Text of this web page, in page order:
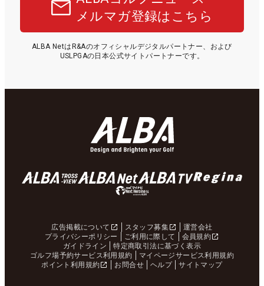
メルマガ登録はこちら
ALBA NetはR&Aのオフィシャルデジタルパートナー、および
USLPGAの日本公式サイトパートナーです。
広告掲載について スタッフ募集
運営会社
プライバシーポリシー
ご利用に際して
会員規約
ガイドライン
特定商取引法に基づく表示
ゴルフ場予約サービス利用規約
マイページサービス利用規約
ポイント利用規約
お問合せ ヘルプ サイトマップ